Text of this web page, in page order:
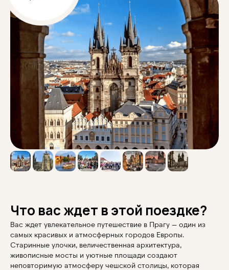
Что вас ждет в этой поездке?
Вас ждет увлекательное путешествие в Прагу — один из
самых красивых и атмосферных городов Европы.
Старинные улочки, величественная архитектура,
живописные мосты и уютные площади создают
неповторимую атмосферу чешской столицы, которая